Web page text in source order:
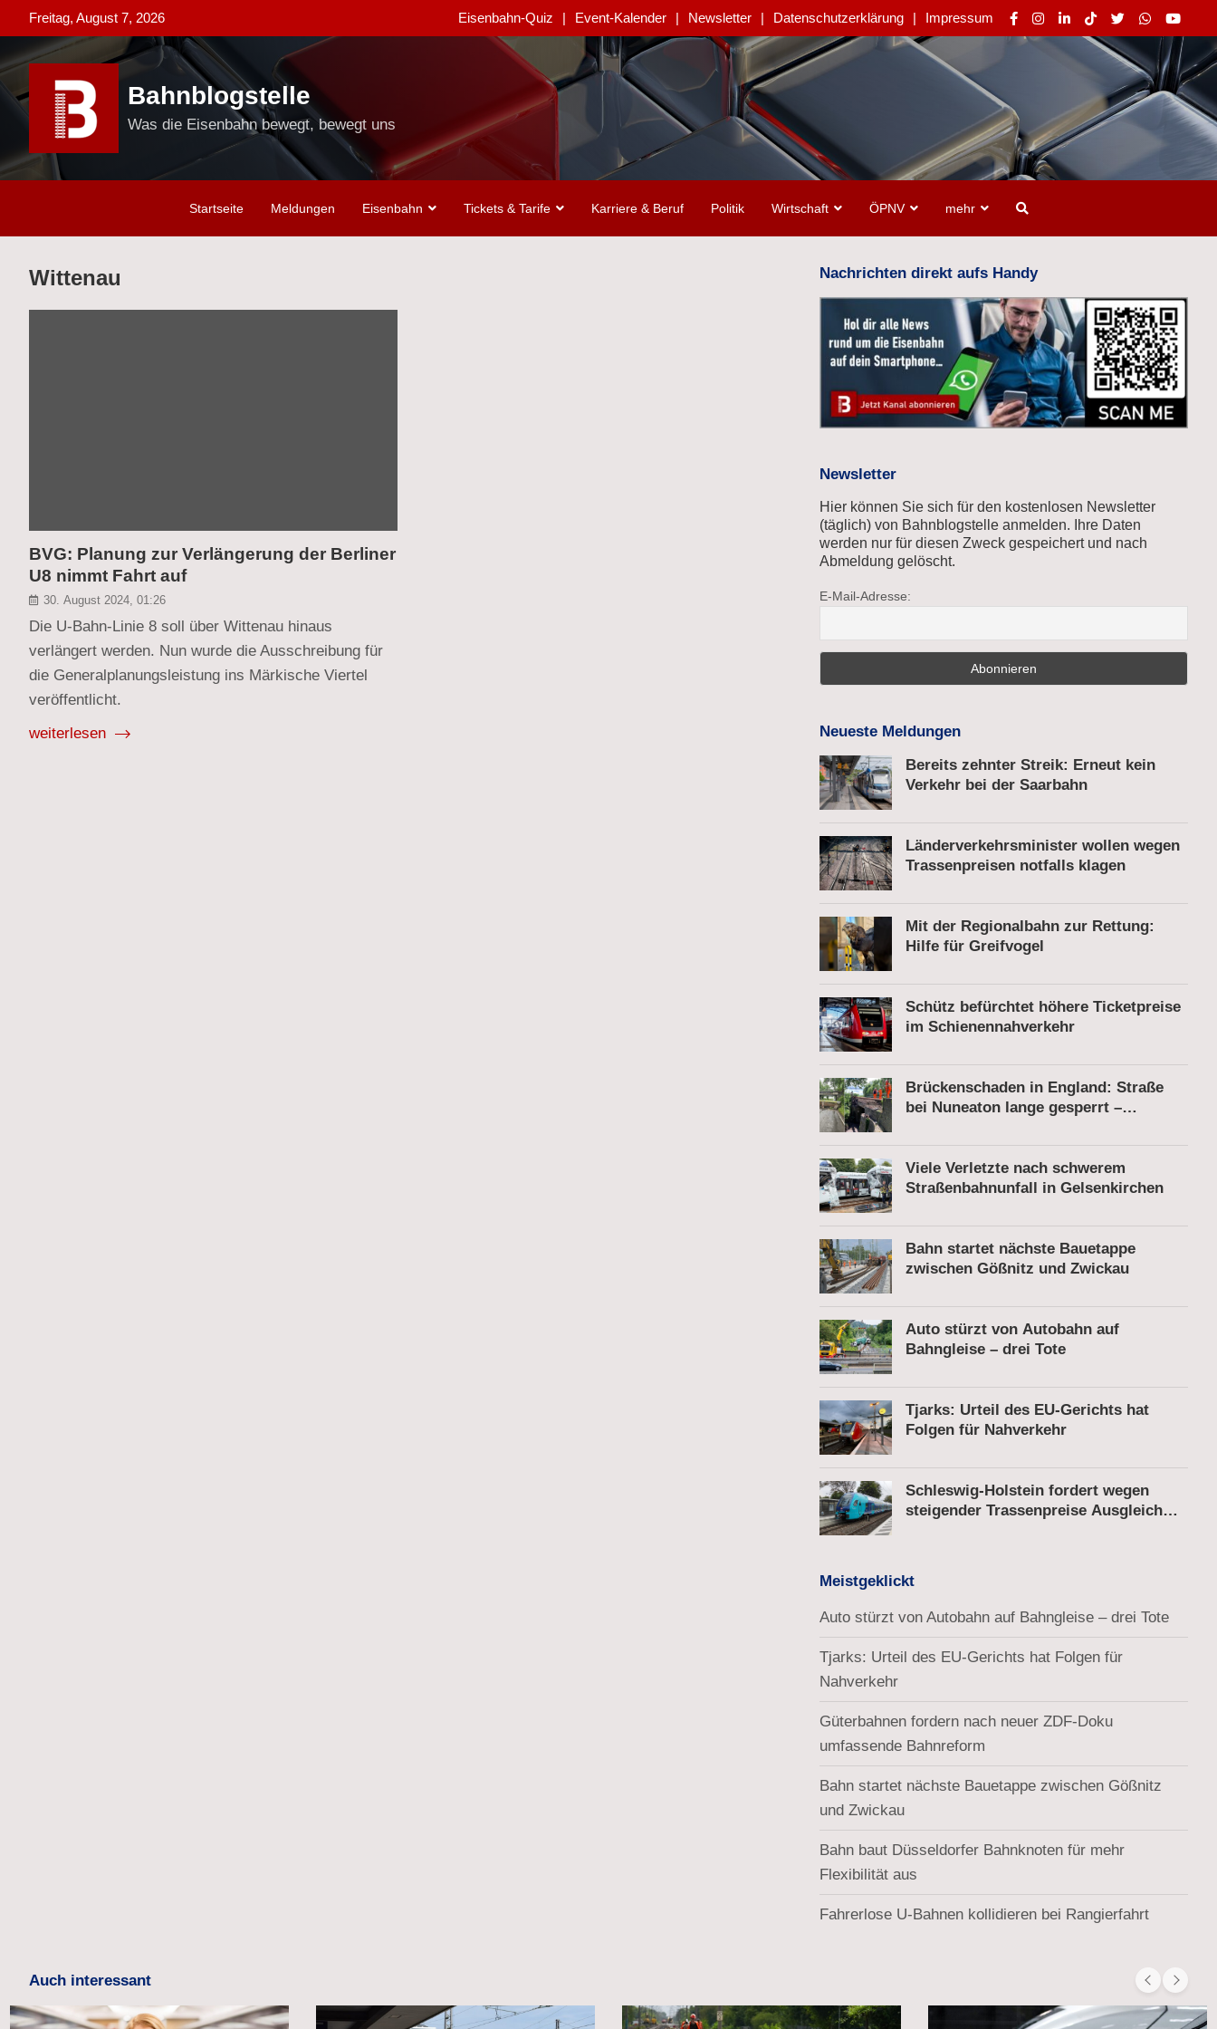
to
content
Freitag, August 7, 2026 Eisenbahn-Quiz Event-Kalender Newsletter Datenschutzerklärung Impressum
Bahnblogstelle
Was die Eisenbahn bewegt, bewegt uns
Startseite Meldungen Eisenbahn Tickets & Tarife Karriere & Beruf Politik Wirtschaft ÖPNV mehr
Wittenau
BVG: Planung zur Verlängerung der Berliner
U8 nimmt Fahrt auf
30. August 2024, 01:26
Die U-Bahn-Linie 8 soll über Wittenau hinaus
verlängert werden. Nun wurde die Ausschreibung für
die Generalplanungsleistung ins Märkische Viertel
veröffentlicht.
weiterlesen
Nachrichten direkt aufs Handy
Newsletter
Hier können Sie sich für den kostenlosen Newsletter
(täglich) von Bahnblogstelle anmelden. Ihre Daten
werden nur für diesen Zweck gespeichert und nach
Abmeldung gelöscht.
E-Mail-Adresse:
Neueste Meldungen
Bereits zehnter Streik: Erneut kein
Verkehr bei der Saarbahn
Länderverkehrsminister wollen wegen
Trassenpreisen notfalls klagen
Mit der Regionalbahn zur Rettung:
Hilfe für Greifvogel
Schütz befürchtet höhere Ticketpreise
im Schienennahverkehr
Brückenschaden in England: Straße
bei Nuneaton lange gesperrt –
Viele Verletzte nach schwerem
Straßenbahnunfall in Gelsenkirchen
Bahn startet nächste Bauetappe
zwischen Gößnitz und Zwickau
Auto stürzt von Autobahn auf
Bahngleise – drei Tote
Tjarks: Urteil des EU-Gerichts hat
Folgen für Nahverkehr
Schleswig-Holstein fordert wegen
steigender Trassenpreise Ausgleich
Meistgeklickt
Auto stürzt von Autobahn auf Bahngleise – drei Tote
Tjarks: Urteil des EU-Gerichts hat Folgen für
Nahverkehr
Güterbahnen fordern nach neuer ZDF-Doku
umfassende Bahnreform
Bahn startet nächste Bauetappe zwischen Gößnitz
und Zwickau
Bahn baut Düsseldorfer Bahnknoten für mehr
Flexibilität aus
Fahrerlose U-Bahnen kollidieren bei Rangierfahrt
Auch interessant